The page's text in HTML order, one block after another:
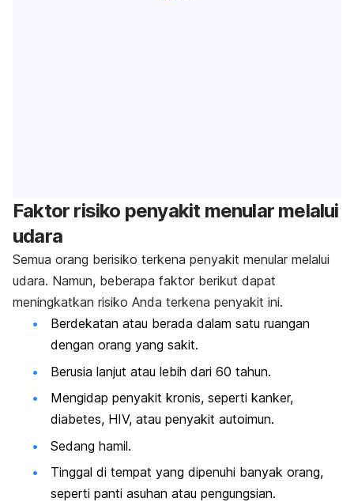
Faktor risiko penyakit menular melalui
udara
Semua orang berisiko terkena penyakit menular melalui
udara. Namun, beberapa faktor berikut dapat
meningkatkan risiko Anda terkena penyakit ini.
Berdekatan atau berada dalam satu ruangan
dengan orang yang sakit.
Berusia lanjut atau lebih dari 60 tahun.
Mengidap penyakit kronis, seperti kanker,
diabetes, HIV, atau penyakit autoimun.
Sedang hamil.
Tinggal di tempat yang dipenuhi banyak orang,
seperti panti asuhan atau pengungsian.